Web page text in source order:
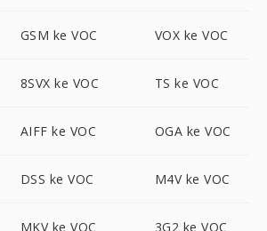
GSM ke VOC VOX ke VOC
8SVX ke VOC TS ke VOC
AIFF ke VOC OGA ke VOC
DSS ke VOC M4V ke VOC
MKV ke VOC 3G2 ke VOC